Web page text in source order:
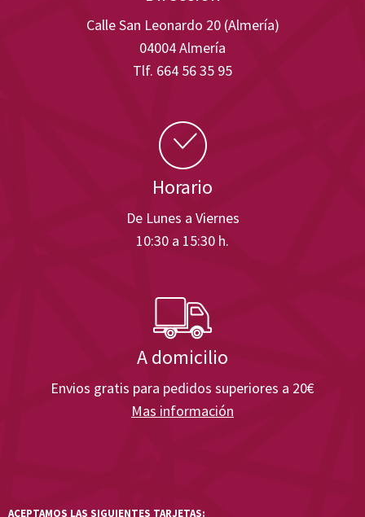
Calle San Leonardo 20 (Almería)
04004 Almería
Tlf. 664 56 35 95
Horario
De Lunes a Viernes
10:30 a 15:30 h.
A domicilio
Envios gratis para pedidos superiores a 20€
Mas información
ACEPTAMOS LAS SIGUIENTES TARJETAS: